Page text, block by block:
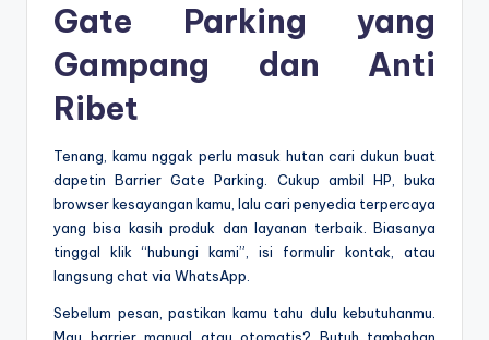
Gate Parking yang
Gampang dan Anti
Ribet
Tenang, kamu nggak perlu masuk hutan cari dukun buat
dapetin Barrier Gate Parking. Cukup ambil HP, buka
browser kesayangan kamu, lalu cari penyedia terpercaya
yang bisa kasih produk dan layanan terbaik. Biasanya
tinggal klik “hubungi kami”, isi formulir kontak, atau
langsung chat via WhatsApp.
Sebelum pesan, pastikan kamu tahu dulu kebutuhanmu.